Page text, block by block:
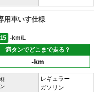
用車いす仕様
-km/L
満タンでどこまで走る？
-km
レギュラー
ガソリン